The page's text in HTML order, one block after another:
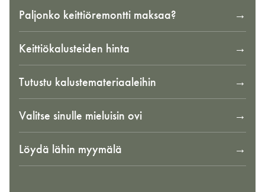
Paljonko keittiöremontti maksaa?
Keittiökalusteiden hinta
Tutustu kalustemateriaaleihin
Valitse sinulle mieluisin ovi
Löydä lähin myymälä